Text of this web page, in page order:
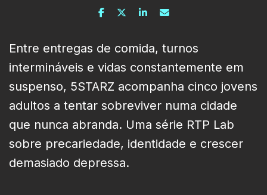
Entre entregas de comida, turnos
intermináveis e vidas constantemente em
suspenso, 5STARZ acompanha cinco jovens
adultos a tentar sobreviver numa cidade
que nunca abranda. Uma série RTP Lab
sobre precariedade, identidade e crescer
demasiado depressa.